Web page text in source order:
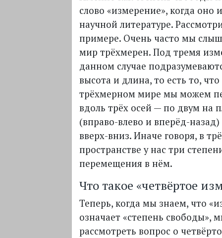
слово «измерение», когда оно
научной литературе.
примере. Очень часто мы
мир трёхмерен. Под тремя
данном случае
высота и длина, то есть то,
трёхмерном мире мы можем
вдоль трёх осей — по двум на
(вправо-влево и вперёд-
вверх-вниз. Иначе говоря, в
пространстве у нас три
перемещения в нём.
Что такое «четвёртое
Теперь, когда мы знаем, что
означает «степень свободы»,
рассмотреть вопрос о